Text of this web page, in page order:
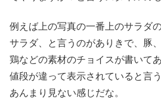
例えば上の写真の一番上のサラダの
サラダ、と言うのがありきで、豚
鶏などの素材のチョイスが書いて
値段が違って表示されていると言う
あんまり見ない感じだな。